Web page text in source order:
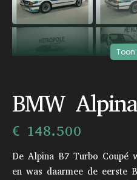
Toon
BMW
€ 148.500
De Alpina B7 Turbo Coupé
en was daarmee de eerste